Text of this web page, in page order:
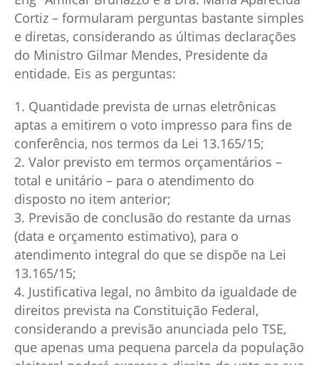
Cortiz – formularam perguntas bastante simples
e diretas, considerando as últimas declarações
do Ministro Gilmar Mendes, Presidente da
entidade. Eis as perguntas:
1. Quantidade prevista de urnas eletrônicas
aptas a emitirem o voto impresso para fins de
conferência, nos termos da Lei 13.165/15;
2. Valor previsto em termos orçamentários –
total e unitário – para o atendimento do
disposto no item anterior;
3. Previsão de conclusão do restante da urnas
(data e orçamento estimativo), para o
atendimento integral do que se dispõe na Lei
13.165/15;
4. Justificativa legal, no âmbito da igualdade de
direitos prevista na Constituição Federal,
considerando a previsão anunciada pelo TSE,
que apenas uma pequena parcela da população